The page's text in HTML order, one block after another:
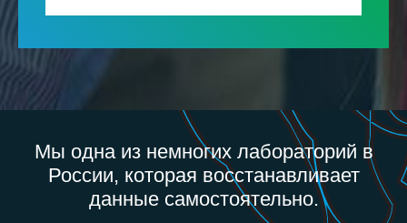
Мы одна из немногих лабораторий в
России, которая восстанавливает
данные самостоятельно.